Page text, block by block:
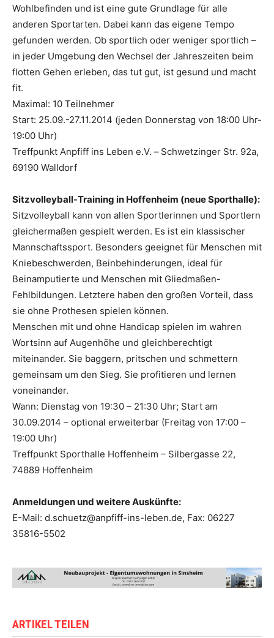
Wohlbefinden und ist eine gute Grundlage für alle
anderen Sportarten. Dabei kann das eigene Tempo
gefunden werden. Ob sportlich oder weniger sportlich –
in jeder Umgebung den Wechsel der Jahreszeiten beim
flotten Gehen erleben, das tut gut, ist gesund und macht
fit.
Maximal: 10 Teilnehmer
Start: 25.09.-27.11.2014 (jeden Donnerstag von 18:00 Uhr-
19:00 Uhr)
Treffpunkt Anpfiff ins Leben e.V. – Schwetzinger Str. 92a,
69190 Walldorf
Sitzvolleyball-Training in Hoffenheim (neue Sporthalle):
Sitzvolleyball kann von allen Sportlerinnen und Sportlern
gleichermaßen gespielt werden. Es ist ein klassischer
Mannschaftssport. Besonders geeignet für Menschen mit
Kniebeschwerden, Beinbehinderungen, ideal für
Beinamputierte und Menschen mit Gliedmaßen-
Fehlbildungen. Letztere haben den großen Vorteil, dass
sie ohne Prothesen spielen können.
Menschen mit und ohne Handicap spielen im wahren
Wortsinn auf Augenhöhe und gleichberechtigt
miteinander. Sie baggern, pritschen und schmettern
gemeinsam um den Sieg. Sie profitieren und lernen
voneinander.
Wann: Dienstag von 19:30 – 21:30 Uhr; Start am
30.09.2014 – optional erweiterbar (Freitag von 17:00 –
19:00 Uhr)
Treffpunkt Sporthalle Hoffenheim – Silbergasse 22,
74889 Hoffenheim
Anmeldungen und weitere Auskünfte:
E-Mail: d.schuetz@anpfiff-ins-leben.de, Fax: 06227
35816-5502
ARTIKEL TEILEN